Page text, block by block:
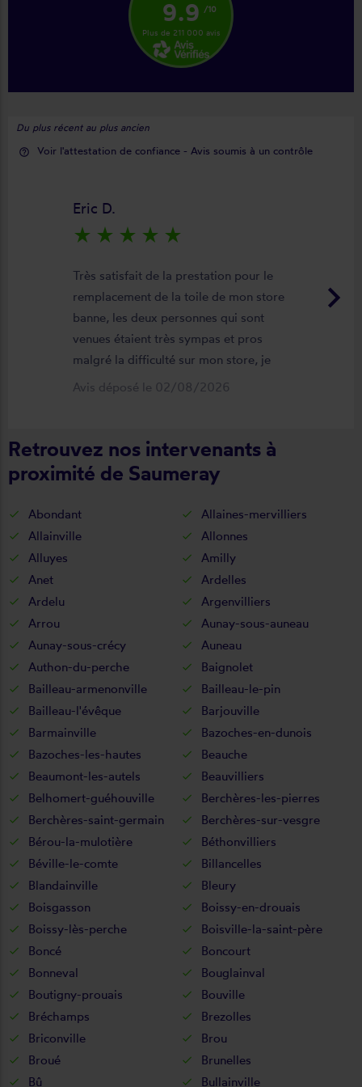
9.9 /10
Plus de 211 000 avis
Du plus récent au plus ancien
help_outline Voir l'attestation de confiance - Avis soumis à un contrôle
keyboard_arrow_right
Eric D.
star_rate star_rate star_rate star_rate star_rate
Très satisfait de la prestation pour le
remplacement de la toile de mon store
banne, les deux personnes qui sont
venues étaient très sympas et pros
malgré la difficulté sur mon store, je
suis satisfait du résultat et du
de la pose je recommande ????
Avis déposé le 02/08/2026
Retrouvez nos intervenants à
proximité de Saumeray
Abondant
Allaines-mervilliers
Allainville
Allonnes
Alluyes
Amilly
Anet
Ardelles
Ardelu
Argenvilliers
Arrou
Aunay-sous-auneau
Aunay-sous-crécy
Auneau
Authon-du-perche
Baignolet
Bailleau-armenonville
Bailleau-le-pin
Bailleau-l'évêque
Barjouville
Barmainville
Bazoches-en-dunois
Bazoches-les-hautes
Beauche
Beaumont-les-autels
Beauvilliers
Belhomert-guéhouville
Berchères-les-pierres
Berchères-saint-germain
Berchères-sur-vesgre
Bérou-la-mulotière
Béthonvilliers
Béville-le-comte
Billancelles
Blandainville
Bleury
Boisgasson
Boissy-en-drouais
Boissy-lès-perche
Boisville-la-saint-père
Boncé
Boncourt
Bonneval
Bouglainval
Boutigny-prouais
Bouville
Bréchamps
Brezolles
Briconville
Brou
Broué
Brunelles
Bû
Bullainville